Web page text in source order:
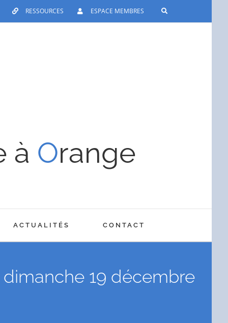
RESSOURCES ESPACE MEMBRES
à Orange
ACTUALITÉS CONTACT
19 décembre